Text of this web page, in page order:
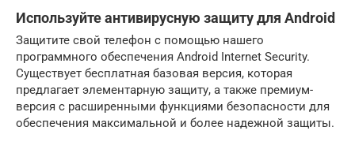
Используйте антивирусную защиту для Android
Защитите свой телефон с помощью нашего
программного обеспечения Android Internet Security.
Существует бесплатная базовая версия, которая
предлагает элементарную защиту, а также премиум-
версия с расширенными функциями безопасности для
обеспечения максимальной и более надежной защиты.